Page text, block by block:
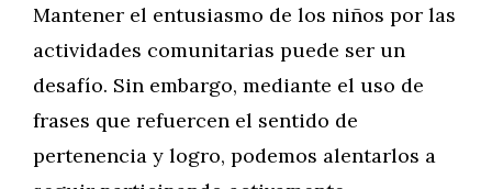
Mantener el entusiasmo de los niños por las
actividades comunitarias puede ser un
desafío. Sin embargo, mediante el uso de
frases que refuercen el sentido de
pertenencia y logro, podemos alentarlos a